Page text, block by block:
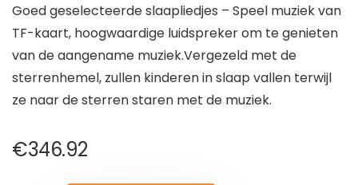
Goed geselecteerde slaapliedjes – Speel muziek van
TF-kaart, hoogwaardige luidspreker om te genieten
van de aangename muziek.Vergezeld met de
sterrenhemel, zullen kinderen in slaap vallen terwijl
ze naar de sterren staren met de muziek.
€346.92